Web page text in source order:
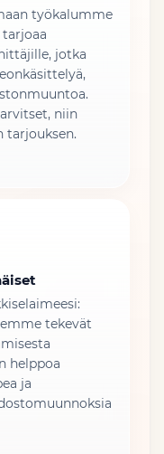
työkalumme
jotka
niin
tarjouksen.
tekevät
helppoa
ja